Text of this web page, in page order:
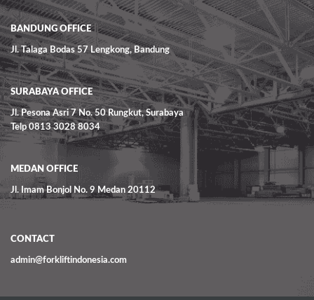
BANDUNG OFFICE
Jl. Talaga Bodas 57 Lengkong, Bandung
SURABAYA OFFICE
Jl. Pesona Asri 7 No. 50 Rungkut, Surabaya
Telp 0813 3028 8034
MEDAN OFFICE
Jl. Imam Bonjol No. 9 Medan 20112
CONTACT
admin@forkliftindonesia.com